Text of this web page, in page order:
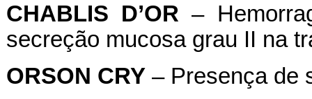
CHABLIS D’OR –
secreção mucosa grau II na
ORSON CRY– Presença de